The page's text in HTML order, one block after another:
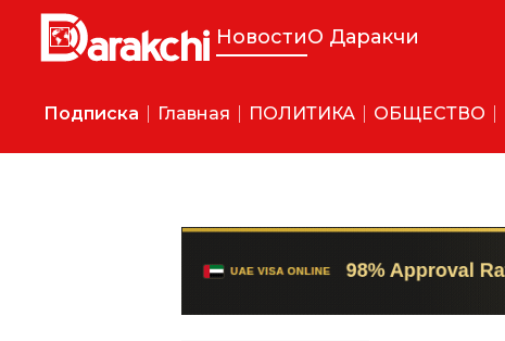
НовостиО Даракчи
Подписка Главная ПОЛИТИКА ОБЩЕСТВО
Главная ОБЩЕСТВО